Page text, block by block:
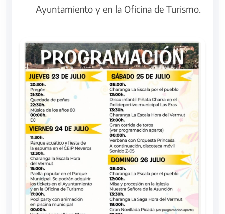
Ayuntamiento y en la Oficina de Turismo.